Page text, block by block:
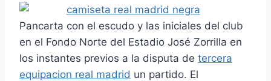
Pancarta con el escudo y las iniciales del club
en el Fondo Norte del Estadio José Zorrilla en
los instantes previos a la disputa de tercera
equipacion real madrid un partido. El